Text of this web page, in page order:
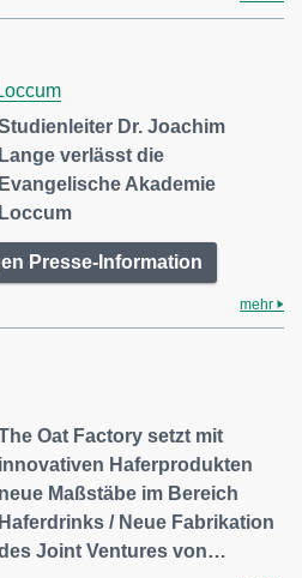
Dr. Joachim
Lange verlässt die
Evangelische Akademie
Loccum
Presse-Information
mehr
Oat Factory setzt mit
innovativen Haferprodukten
neue Maßstäbe im Bereich
Haferdrinks / Neue Fabrikation
Joint Ventures von…